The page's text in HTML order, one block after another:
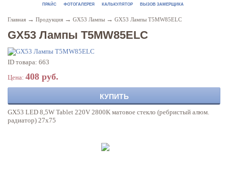
ПРАЙС ФОТОГАЛЕРЕЯ КАЛЬКУЛЯТОР ВЫЗОВ ЗАМЕРЩИКА
Главная → Продукция → GX53 Лампы → GX53 Лампы T5MW85ELC
GX53 Лампы T5MW85ELC
ID товара: 663
Цена: 408 руб.
КУПИТЬ
GX53 LED 8,5W Tablet 220V 2800K матовое стекло (ребристый алюм.
радиатор) 27x75